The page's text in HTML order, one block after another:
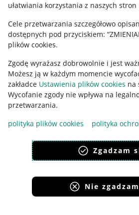
ułatwiania korzystania z naszych stron
Cele przetwarzania szczegółowo
dostępnych pod przyciskiem:
plików cookies.
Zgodę wyrażasz dobrowolnie i jest
Możesz ją w każdym momencie
zakładce Ustawienia plików cookies na
Wycofanie zgody nie wpływa na
przetwarzania.
polityka plików cookies
polityka
Zgadzam
Nie
Ustawienia plików "cookies"
Udostępnianie lokalizacji
Informacje dla Aktu o Usługach
Pobierz aplikację
Korzystanie z serwisu oznacza